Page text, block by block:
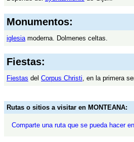
Monumentos:
iglesiamoderna. Dolmenes celtas.
Fiestas:
Fiestas del Corpus Christi, en la primera
Rutas o sitios a visitar en MONTEANA:
Comparte una ruta que se pueda hacer